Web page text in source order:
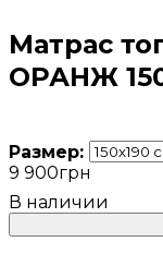
Матрас
ОРАНЖ
Размер:
9 900грн